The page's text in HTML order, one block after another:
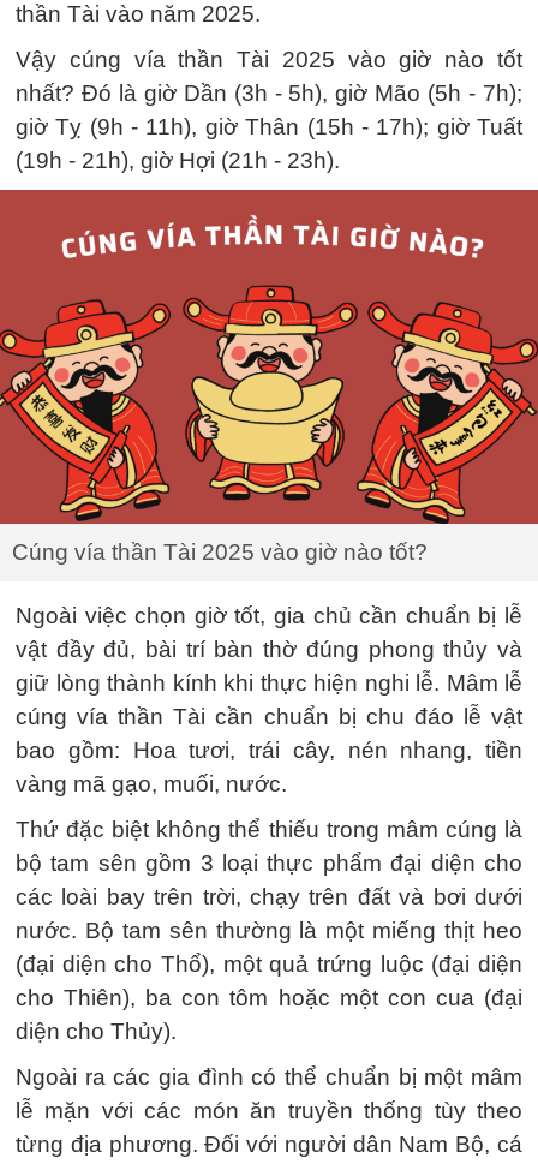
thần Tài vào năm 2025.
Vậy cúng vía thần Tài 2025 vào giờ nào tốt
nhất? Đó là giờ Dần (3h - 5h), giờ Mão (5h - 7h);
giờ Tỵ (9h - 11h), giờ Thân (15h - 17h); giờ Tuất
(19h - 21h), giờ Hợi (21h - 23h).
Cúng vía thần Tài 2025 vào giờ nào tốt?
Ngoài việc chọn giờ tốt, gia chủ cần chuẩn bị lễ
vật đầy đủ, bài trí bàn thờ đúng phong thủy và
giữ lòng thành kính khi thực hiện nghi lễ. Mâm lễ
cúng vía thần Tài cần chuẩn bị chu đáo lễ vật
bao gồm: Hoa tươi, trái cây, nén nhang, tiền
vàng mã gạo, muối, nước.
Thứ đặc biệt không thể thiếu trong mâm cúng là
bộ tam sên gồm 3 loại thực phẩm đại diện cho
các loài bay trên trời, chạy trên đất và bơi dưới
nước. Bộ tam sên thường là một miếng thịt heo
(đại diện cho Thổ), một quả trứng luộc (đại diện
cho Thiên), ba con tôm hoặc một con cua (đại
diện cho Thủy).
Ngoài ra các gia đình có thể chuẩn bị một mâm
lễ mặn với các món ăn truyền thống tùy theo
từng địa phương. Đối với người dân Nam Bộ, cá